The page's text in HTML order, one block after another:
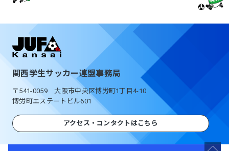
関西学生サッカー連盟事務局
〒541-0059 大阪市中央区博労町1丁目4-10
博労町エステートビル601
アクセス・コンタクトはこちら